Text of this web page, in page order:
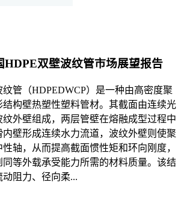
HDPE双壁波纹管市场展望报告
管（HDPEDWCP）是一种由高密度聚
构壁热塑性塑料管材。其截面由连续光
外壁组成，两层管壁在熔融成型过程中
壁形成连续水力流道，波纹外壁则使聚
轴，从而提高截面惯性矩和环向刚度，
同等外载承受能力所需的材料质量。该结
阻力、径向柔...